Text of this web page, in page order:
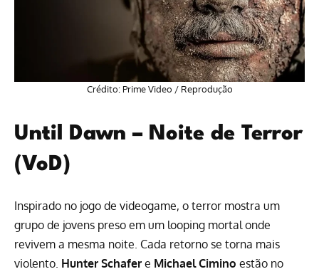
Crédito: Prime Video / Reprodução
Until Dawn – Noite de Terror
(VoD)
Inspirado no jogo de videogame, o terror mostra um
grupo de jovens preso em um looping mortal onde
revivem a mesma noite. Cada retorno se torna mais
violento. Hunter Schafer e Michael Cimino estão no